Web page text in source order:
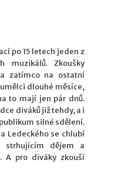
po 15 letech jeden z
muzikálů. Zkoušky
zatímco na ostatní
dlouhé měsíce,
to mají jen pár dnů.
diváků již tehdy, a i
silné sdělení.
Ledeckého se chlubí
strhujícím dějem a
A pro diváky zkouší